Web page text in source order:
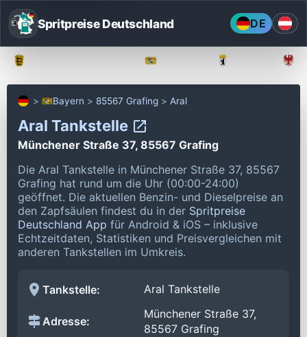
Spritpreise Deutschland DE
Bayern 85567 Grafing Aral
Aral Tankstelle
Münchener Straße 37, 85567 Grafing
Die Aral Tankstelle in Münchener Straße 37, 85567
Grafing hat rund um die Uhr (00:00-24:00)
geöffnet. Die aktuellen Benzin- und Dieselpreise an
den Zapfsäulen findest du in der Spritpreise
Deutschland App für Android & iOS – inklusive
Echtzeitdaten, Statistiken und Preisvergleichen mit
anderen Tankstellen im Umkreis.
Tankstelle: Aral Tankstelle
Adresse:
Münchener Straße 37,
85567 Grafing